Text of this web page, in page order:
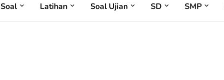
Soal Latihan Soal Ujian SD SMP